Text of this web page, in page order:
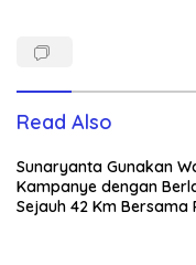
Read Also
Sunaryanta Gunakan
Kampanye dengan
Sejauh 42 Km Bersama